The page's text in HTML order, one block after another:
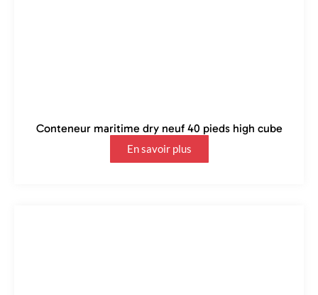
Conteneur maritime dry neuf 40 pieds high cube
En savoir plus